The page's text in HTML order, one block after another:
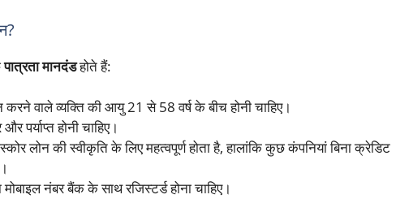
पात्रता मानदंडहोते हैं:
वाले व्यक्ति की आयु 21 से 58 वर्ष के बीच होनी चाहिए।
पर्याप्त होनी चाहिए।
लोन की स्वीकृति के लिए महत्वपूर्ण होता है, हालांकि कुछ कंपनियां बिना क्रेडिट
नंबर बैंक के साथ रजिस्टर्ड होना चाहिए।